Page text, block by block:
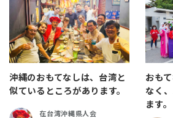
沖縄のおもてなしは、台湾と
似ているところがあります。
在台湾沖縄県人会
おも
なく
ます。